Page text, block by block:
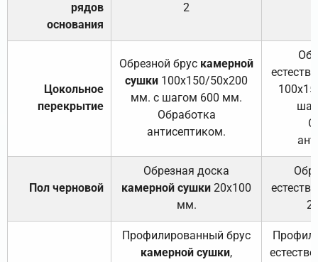
рядов
основания
2
Цокольное
перекрытие
Обрезной брус камерной
сушки 100х150/50х200
мм. с шагом 600 мм.
Обработка
антисептиком.
Пол черновой
Обрезная доска
камерной сушки 20х100
мм.
Профилированный брус
камерной сушки,